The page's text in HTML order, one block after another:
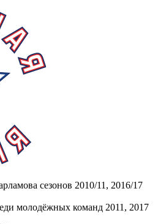
сезонов 2010/11, 2016/17
молодёжных команд 2011, 2017